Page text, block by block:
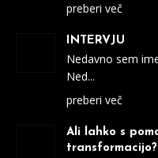
preberi več
INTERVJU
Nedavno sem
Ned
preberi več
Ali lahko s
transformacijo?